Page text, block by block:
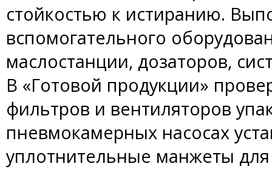
стойкостью к истиранию.
вспомогательного
маслостанции, дозаторов,
В «Готовой продукции»
фильтров и вентиляторов
пневмокамерных насосах
уплотнительные манжеты